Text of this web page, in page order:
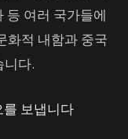
등 여러 국가들에
화적 내함과 중국
니다.